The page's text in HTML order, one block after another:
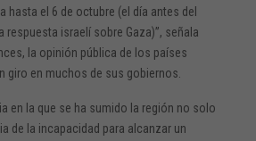
hasta el 6 de octubre (el día antes del
respuesta israelí sobre Gaza)”, señala
la opinión pública de los países
giro en muchos de sus gobiernos.
en la que se ha sumido la región no solo
de la incapacidad para alcanzar un